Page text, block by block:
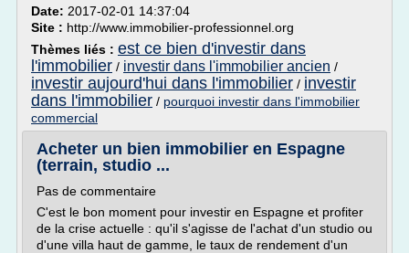
Date: 2017-02-01 14:37:04
Site : http://www.immobilier-professionnel.org
Thèmes liés : est ce bien d'investir dans
l'immobilier / investir dans l'immobilier ancien /
investir aujourd'hui dans l'immobilier / investir
dans l'immobilier / pourquoi investir dans l'immobilier
commercial
Acheter un bien immobilier en Espagne
(terrain, studio ...
Pas de commentaire
C'est le bon moment pour investir en Espagne et profiter
de la crise actuelle : qu'il s'agisse de l'achat d'un studio ou
d'une villa haut de gamme, le taux de rendement d'un